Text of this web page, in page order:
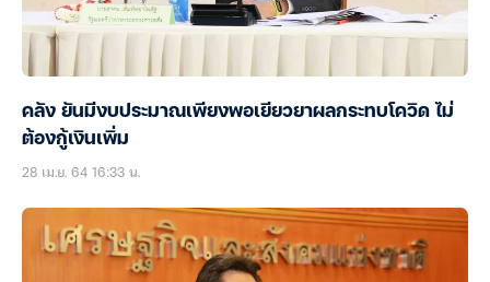
คลัง ยันมีงบประมาณเพียงพอเยียวยาผลกระทบโควิด ไม่
ต้องกู้เงินเพิ่ม
28 เม.ย. 64 16:33 น.